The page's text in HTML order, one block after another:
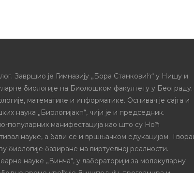
Завршио је Гимназију „Бора Станковић“ у Нишу и
биологије на Биолошком факултету у Београду.
математике и информатике. Оснивач је сајта и
наука „Биологијакп“, чији је и председник.
популарних манифестација као што су Ноћ
науке, а бави се и вршњачком едукацијом.
биологије базиране на виртуелној реалности.
науке „Винча“, у лабораторији за молекуларну